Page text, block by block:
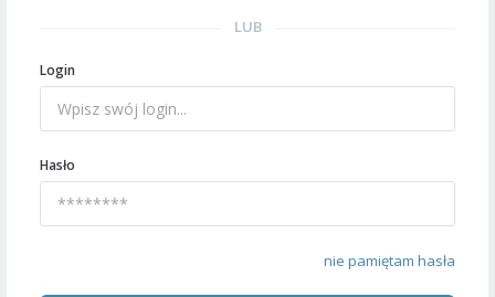
LUB
Login
Hasło
nie pamiętam hasła